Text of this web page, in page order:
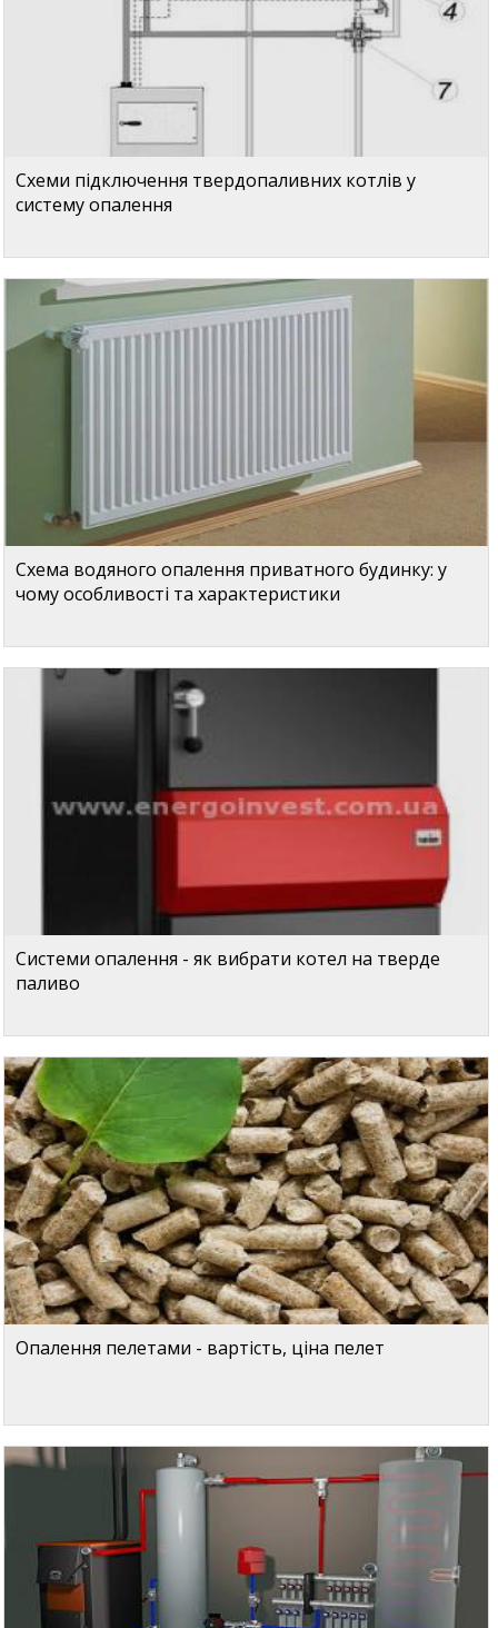
Схеми підключення твердопаливних котлів у
систему опалення
Схема водяного опалення приватного будинку: у
чому особливості та характеристики
Системи опалення - як вибрати котел на тверде
паливо
Опалення пелетами - вартість, ціна пелет